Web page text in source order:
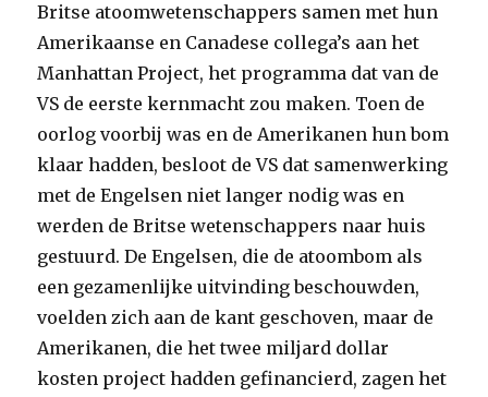
Britse atoomwetenschappers samen met hun
Amerikaanse en Canadese collega’s aan het
Manhattan Project, het programma dat van de
VS de eerste kernmacht zou maken. Toen de
oorlog voorbij was en de Amerikanen hun bom
klaar hadden, besloot de VS dat samenwerking
met de Engelsen niet langer nodig was en
werden de Britse wetenschappers naar huis
gestuurd. De Engelsen, die de atoombom als
een gezamenlijke uitvinding beschouwden,
voelden zich aan de kant geschoven, maar de
Amerikanen, die het twee miljard dollar
kosten project hadden gefinancierd, zagen het